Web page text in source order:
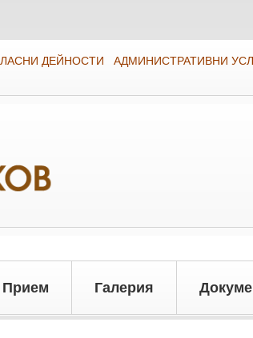
ДЕЙНОСТИ АДМИНИСТРАТИВНИ
Прием Галерия